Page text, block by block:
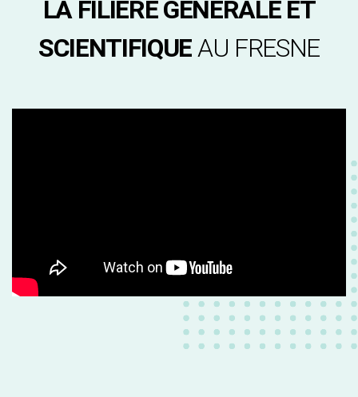
LA FILIÈRE GÉNÉRALE ET
SCIENTIFIQUEAU FRESNE